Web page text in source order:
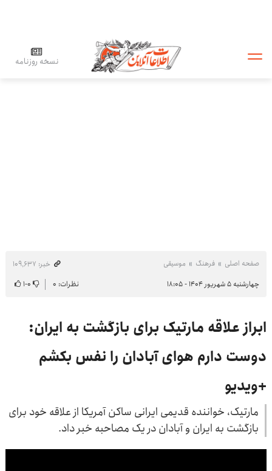
نسخه روزنامه
صفحه اصلی فرهنگ موسیقی
خبر: ۱۰۹٬۶۳۷
چهارشنبه ۵ شهریور ۱۴۰۴ - ۱۸:۰۵
نظرات: ۰ ۰-۱
ابراز علاقه مارتیک برای بازگشت به ایران:
دوست دارم هوای آبادان را نفس بکشم
+ویدیو
مارتیک، خواننده قدیمی ایرانی ساکن آمریکا از علاقه خود برای
بازگشت به ایران و آبادان در یک مصاحبه خبر داد.